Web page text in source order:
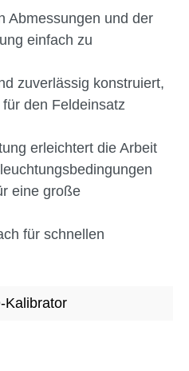
Abmessungen und der
einfach zu
zuverlässig konstruiert,
den Feldeinsatz
erleichtert die Arbeit
eine große
für schnellen
Kalibrator